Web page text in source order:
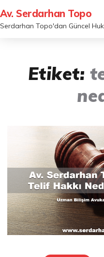
Av. Serdarhan Topo
Serdarhan Topo'dan Güncel
Etiket: